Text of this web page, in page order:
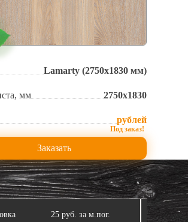
Lamarty (2750x1830 мм)
мм 2750х1830
рублей
Заказать
25 руб. за м.пог.